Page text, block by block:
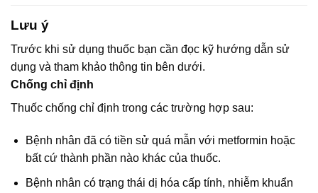
Lưu ý
Trước khi sử dụng thuốc bạn cần đọc kỹ hướng dẫn sử
dụng và tham khảo thông tin bên dưới.
Chống chỉ định
Thuốc chống chỉ định trong các trường hợp sau:
Bệnh nhân đã có tiền sử quá mẫn với metformin hoặc
bất cứ thành phần nào khác của thuốc.
Bệnh nhân có trạng thái dị hóa cấp tính, nhiễm khuẩn